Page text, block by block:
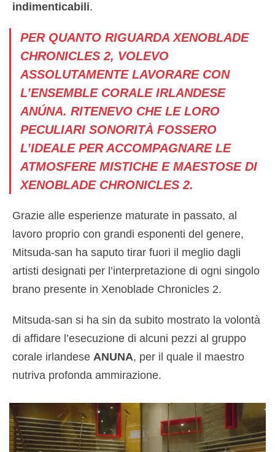
indimenticabili.
PER QUANTO RIGUARDA XENOBLADE
CHRONICLES 2, VOLEVO
ASSOLUTAMENTE LAVORARE CON
L’ENSEMBLE CORALE IRLANDESE
ANÚNA. RITENEVO CHE LE LORO
PECULIARI SONORITÀ FOSSERO
L’IDEALE PER ACCOMPAGNARE LE
ATMOSFERE MISTICHE E MAESTOSE DI
XENOBLADE CHRONICLES 2.
Grazie alle esperienze maturate in passato, al
lavoro proprio con grandi esponenti del genere,
Mitsuda-san ha saputo tirar fuori il meglio dagli
artisti designati per l’interpretazione di ogni singolo
brano presente in Xenoblade Chronicles 2.
Mitsuda-san si ha sin da subito mostrato la volontà
di affidare l’esecuzione di alcuni pezzi al gruppo
corale irlandese ANUNA, per il quale il maestro
nutriva profonda ammirazione.